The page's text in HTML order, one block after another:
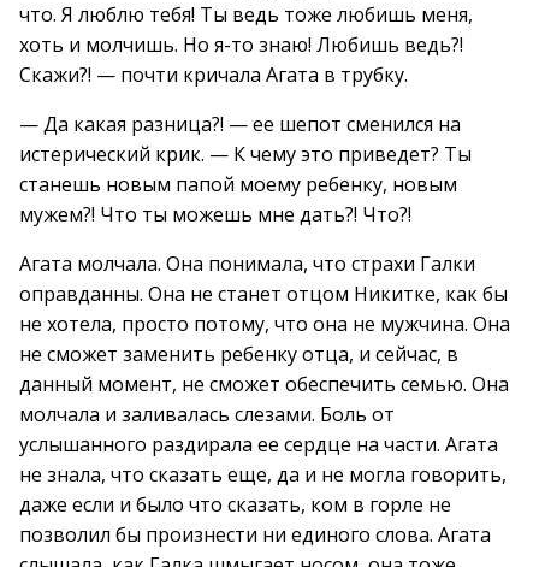
что. Я люблю тебя! Ты ведь тоже любишь меня,
хоть и молчишь. Но я-то знаю! Любишь ведь?!
Скажи?! — почти кричала Агата в трубку.
— Да какая разница?! — ее шепот сменился на
истерический крик. — К чему это приведет? Ты
станешь новым папой моему ребенку, новым
мужем?! Что ты можешь мне дать?! Что?!
Агата молчала. Она понимала, что страхи Галки
оправданны. Она не станет отцом Никитке, как бы
не хотела, просто потому, что она не мужчина. Она
не сможет заменить ребенку отца, и сейчас, в
данный момент, не сможет обеспечить семью. Она
молчала и заливалась слезами. Боль от
услышанного раздирала ее сердце на части. Агата
не знала, что сказать еще, да и не могла говорить,
даже если и было что сказать, ком в горле не
позволил бы произнести ни единого слова. Агата